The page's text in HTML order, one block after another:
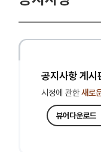
공지사항 게시
시정에 관한새로
뷰어다운로드